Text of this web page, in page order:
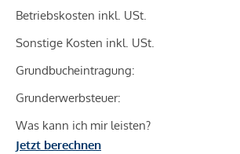
Betriebskosten inkl. USt.
Sonstige Kosten inkl. USt.
Grundbucheintragung:
Grunderwerbsteuer:
Was kann ich mir leisten?
Jetzt berechnen